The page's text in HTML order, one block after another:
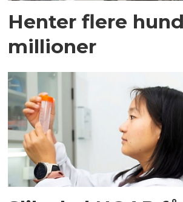
Henter flere
millioner